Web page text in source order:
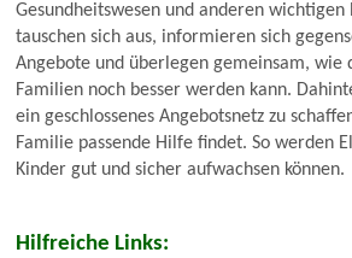
Gesundheitswesen und anderen wichtigen
tauschen sich aus, informieren sich
Angebote und überlegen gemeinsam, wie
Familien noch besser werden kann.
ein geschlossenes Angebotsnetz zu
Familie passende Hilfe findet. So werden
Kinder gut und sicher aufwachsen können.
Hilfreiche Links: